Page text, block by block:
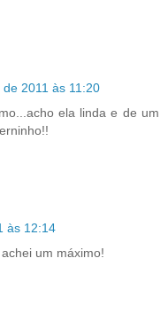
2011 às 11:20
ela linda e de um
às 12:14
um máximo!